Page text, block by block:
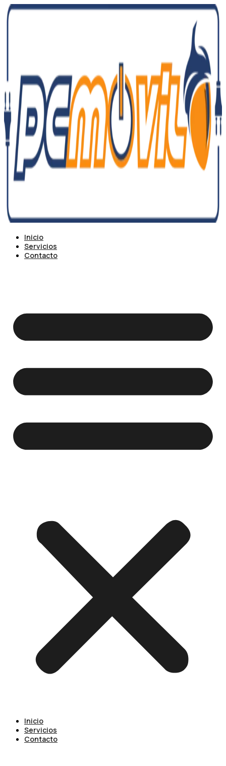
Ir
al
Inicio
Servicios
Contacto
Inicio
Servicios
Contacto